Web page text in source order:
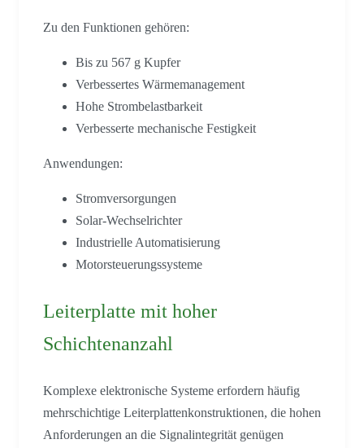
Zu den Funktionen gehören:
Bis zu 567 g Kupfer
Verbessertes Wärmemanagement
Hohe Strombelastbarkeit
Verbesserte mechanische Festigkeit
Anwendungen:
Stromversorgungen
Solar-Wechselrichter
Industrielle Automatisierung
Motorsteuerungssysteme
Leiterplatte mit hoher
Schichtenanzahl
Komplexe elektronische Systeme erfordern häufig
mehrschichtige Leiterplattenkonstruktionen, die hohen
Anforderungen an die Signalintegrität genügen